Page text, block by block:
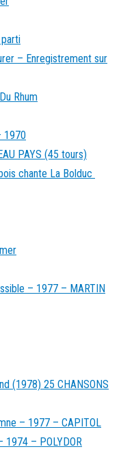
– Enregistrement sur
Rhum
1970
PAYS (45 tours)
chante La Bolduc
– 1977 – MARTIN
(1978) 25 CHANSONS
– 1977 – CAPITOL
1974 – POLYDOR